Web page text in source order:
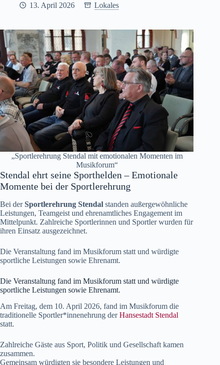
13. April 2026 Lokales
„Sportlerehrung Stendal mit emotionalen Momenten im
Musikforum“
Stendal ehrt seine Sporthelden – Emotionale
Momente bei der Sportlerehrung
Bei derSportlerehrung Stendal standen außergewöhnliche
Leistungen, Teamgeist und ehrenamtliches Engagement im
Mittelpunkt. Zahlreiche Sportlerinnen und Sportler wurden für
ihren Einsatz ausgezeichnet.
Die Veranstaltung fand im Musikforum statt und würdigte
sportliche Leistungen sowie Ehrenamt.
Die Veranstaltung fand im Musikforum statt und würdigte
sportliche Leistungen sowie Ehrenamt.
Am Freitag, dem 10. April 2026, fand im Musikforum die
traditionelle Sportler*innenehrung derHansestadt Stendal
statt.
Zahlreiche Gäste aus Sport, Politik und Gesellschaft kamen
zusammen.
Gemeinsam würdigten sie besondere Leistungen und